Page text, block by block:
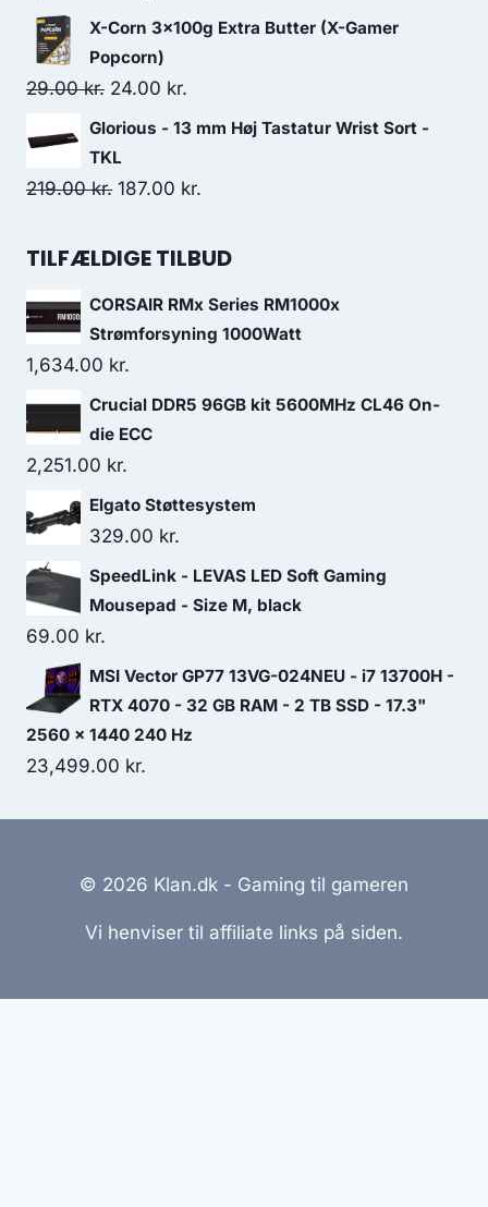
price
was:
2,431.00 kr..
price
X-Corn 3x100g Extra Butter (X-Gamer
Popcorn)
29.00kr. Original
price
was:
29.00 kr..
24.00 kr.
price
24.00 kr..
Glorious - 13 mm Høj Tastatur Wrist Sort -
TKL
219.00kr. Original
was:
187.00 kr.
is:
TILFÆLDIGE TILBUD
CORSAIR RMx Series RM1000x
Strømforsyning 1000Watt
1,634.00 kr.
Crucial DDR5 96GB kit 5600MHz CL46 On-
die ECC
2,251.00 kr.
Elgato Støttesystem
329.00 kr.
SpeedLink - LEVAS LED Soft Gaming
Mousepad - Size M, black
69.00 kr.
MSI Vector GP77 13VG-024NEU - i7 13700H -
RTX 4070 - 32 GB RAM - 2 TB SSD - 17.3"
2560 x 1440 240 Hz
23,499.00 kr.
© 2026 Klan.dk - Gaming til gameren
Vi henviser til affiliate links på siden.